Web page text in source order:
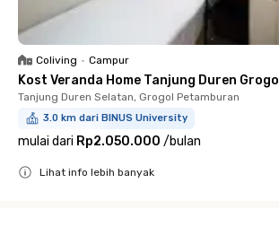
Coliving • Campur
Kost Veranda Home Tanjung Duren Grogol
Tanjung Duren Selatan, Grogol Petamburan
3.0 km dari BINUS University
mulai dari Rp2.050.000 /bulan
Lihat info lebih banyak